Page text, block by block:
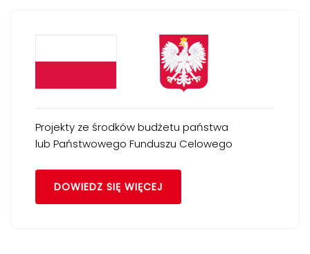
Projekty ze środków budżetu państwa
lub Państwowego Funduszu Celowego
DOWIEDZ SIĘ WIĘCEJ